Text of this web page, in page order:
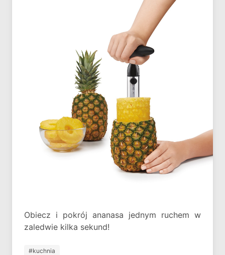
Obiecz i pokrój ananasa jednym ruchem w
zaledwie kilka sekund!
#kuchnia